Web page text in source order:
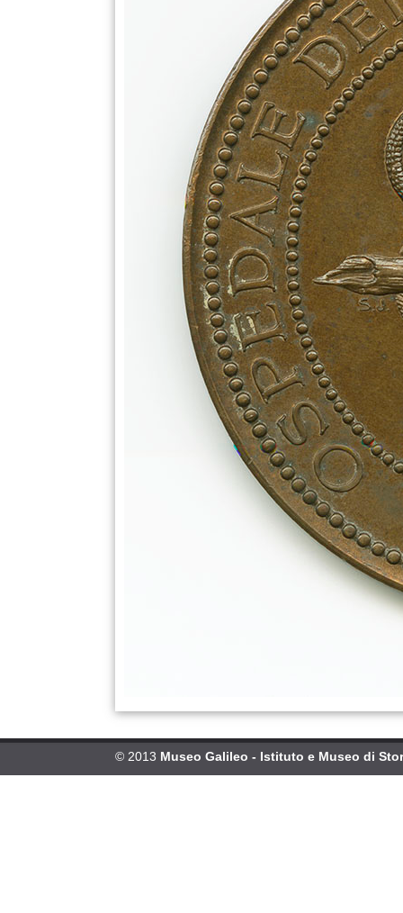
© 2013 Museo Galileo - Istituto e Museo di